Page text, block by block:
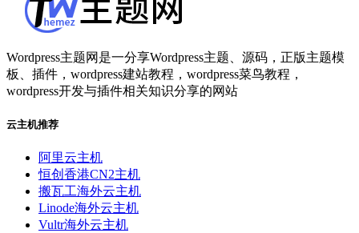
Wordpress主题网是一分享Wordpress主题、源码，正版主题模
板、插件，wordpress建站教程，wordpress菜鸟教程，
wordpress开发与插件相关知识分享的网站
云主机推荐
阿里云主机
恒创香港CN2主机
搬瓦工海外云主机
Linode海外云主机
Vultr海外云主机